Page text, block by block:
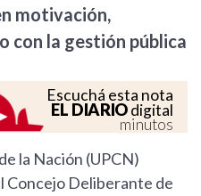
motivación,
con la gestión pública
Escuchá esta nota
EL DIARIOdigital
minutos
la Nación (UPCN)
Concejo Deliberante de